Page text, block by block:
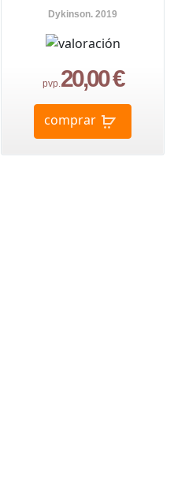
Dykinson. 2019
pvp. 20,00 €
comprar